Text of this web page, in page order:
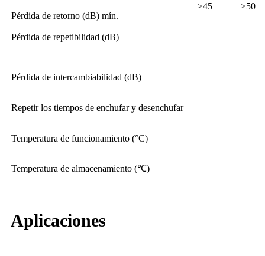
Pérdida de retorno (dB) mín.
≥45 ≥50
Pérdida de repetibilidad (dB)
Pérdida de intercambiabilidad (dB)
Repetir los tiempos de enchufar y desenchufar
Temperatura de funcionamiento (°C)
Temperatura de almacenamiento (℃)
Aplicaciones